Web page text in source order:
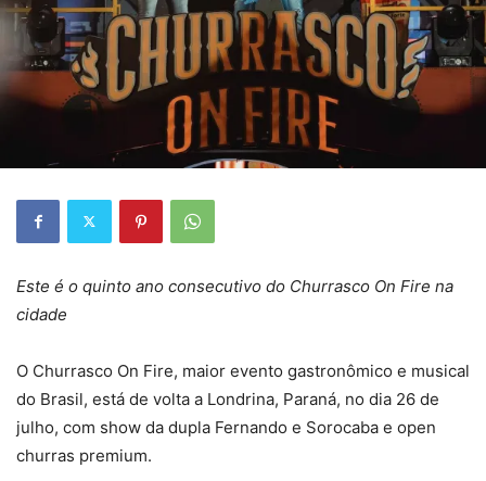
Este é o quinto ano consecutivo do Churrasco On Fire na
cidade
O Churrasco On Fire, maior evento gastronômico e musical
do Brasil, está de volta a Londrina, Paraná, no dia 26 de
julho, com show da dupla Fernando e Sorocaba e open
churras premium.